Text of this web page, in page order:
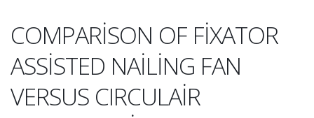
COMPARİSON OF FİXATOR
ASSİSTED NAİLİNG FAN
VERSUS CIRCULAİR